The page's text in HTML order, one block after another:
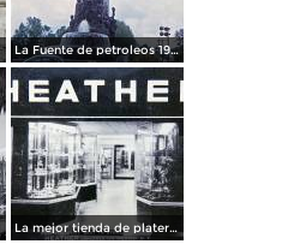
La Fuente de petroleos 1950.
La mejor tienda de plateria.